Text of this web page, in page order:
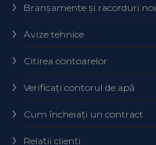
Branșamente și racorduri noi
Avize tehnice
Citirea contoarelor
Verificaţi contorul de apă
Cum încheiaţi un contract
Relaţii clienţi